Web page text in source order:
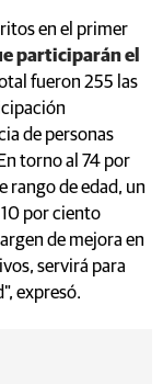
en el primer
participarán el
fueron 255 las
de personas
torno al 74 por
rango de edad, un
por ciento
de mejora en
servirá para
expresó.